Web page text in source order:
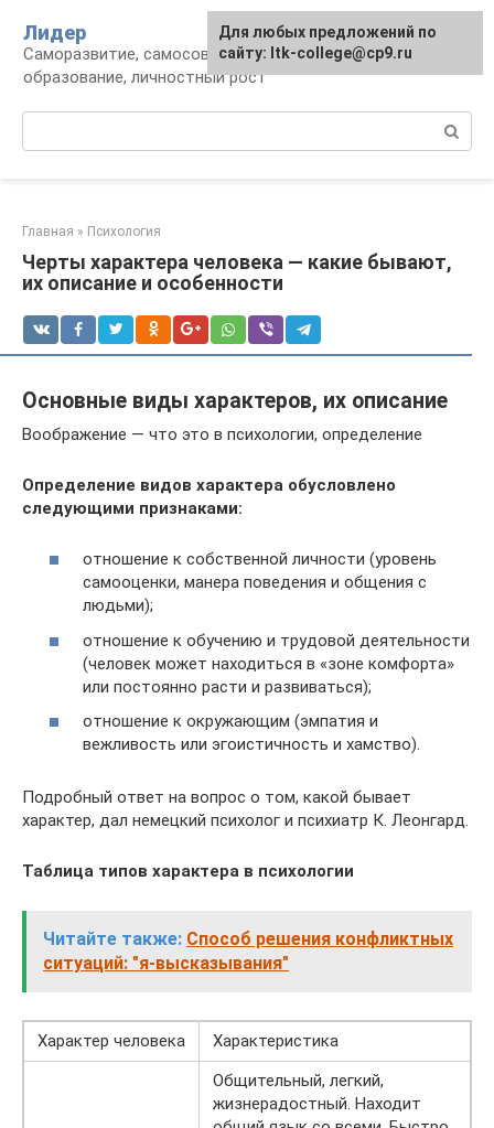
контенту
Лидер
Саморазвитие, самосовершенствование,
образование, личностный рост
Главная » Психология
Черты характера человека — какие бывают,
их описание и особенности
Основные виды характеров, их описание
Воображение — что это в психологии, определение
Определение видов характера обусловлено
следующими признаками:
отношение к собственной личности (уровень
самооценки, манера поведения и общения с
людьми);
отношение к обучению и трудовой деятельности
(человек может находиться в «зоне комфорта»
или постоянно расти и развиваться);
отношение к окружающим (эмпатия и
вежливость или эгоистичность и хамство).
Подробный ответ на вопрос о том, какой бывает
характер, дал немецкий психолог и психиатр К. Леонгард.
Таблица типов характера в психологии
Читайте также: Способ решения конфликтных
ситуаций: "я-высказывания"
Характер человека Характеристика
Общительный, легкий,
жизнерадостный. Находит
Для любых предложений по
сайту: ltk-college@cp9.ru